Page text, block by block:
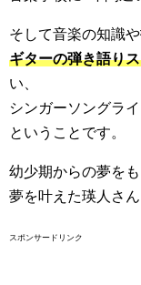
そして音楽の知識
ギターの弾き語り
い、
シンガーソングラ
ということです。
幼少期からの夢を
夢を叶えた瑛人さ
スポンサードリンク